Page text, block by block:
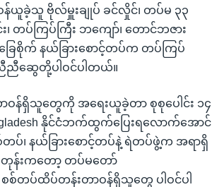
ခဲ့သူ ဗိုလ်မှူးချုပ် ခင်လှိုင်၊ တပ်မ ၃၃
တပ်ကြပ်ကြီး ဘကျော်၊ တောင်ဘဇား
ြေစိုက် နယ်ခြားစောင့်တပ်က တပ်ကြပ်
ညီညီဆွေတို့ပါဝင်ပါတယ်။
ရှိသူတွေကို အရေးယူခဲ့တာ စုစုပေါင်း ၁၄
နိုင်ငံဘက်ထွက်ပြေးရလောက်အောင်
နယ်ခြားစောင့်တပ်နဲ့ ရဲတပ်ဖွဲ့က အရာရှိ
န်းကတော့ တပ်မတော်
စစ်တပ်ထိပ်တန်းတာဝန်ရှိသူတွေ ပါဝင်ပါ